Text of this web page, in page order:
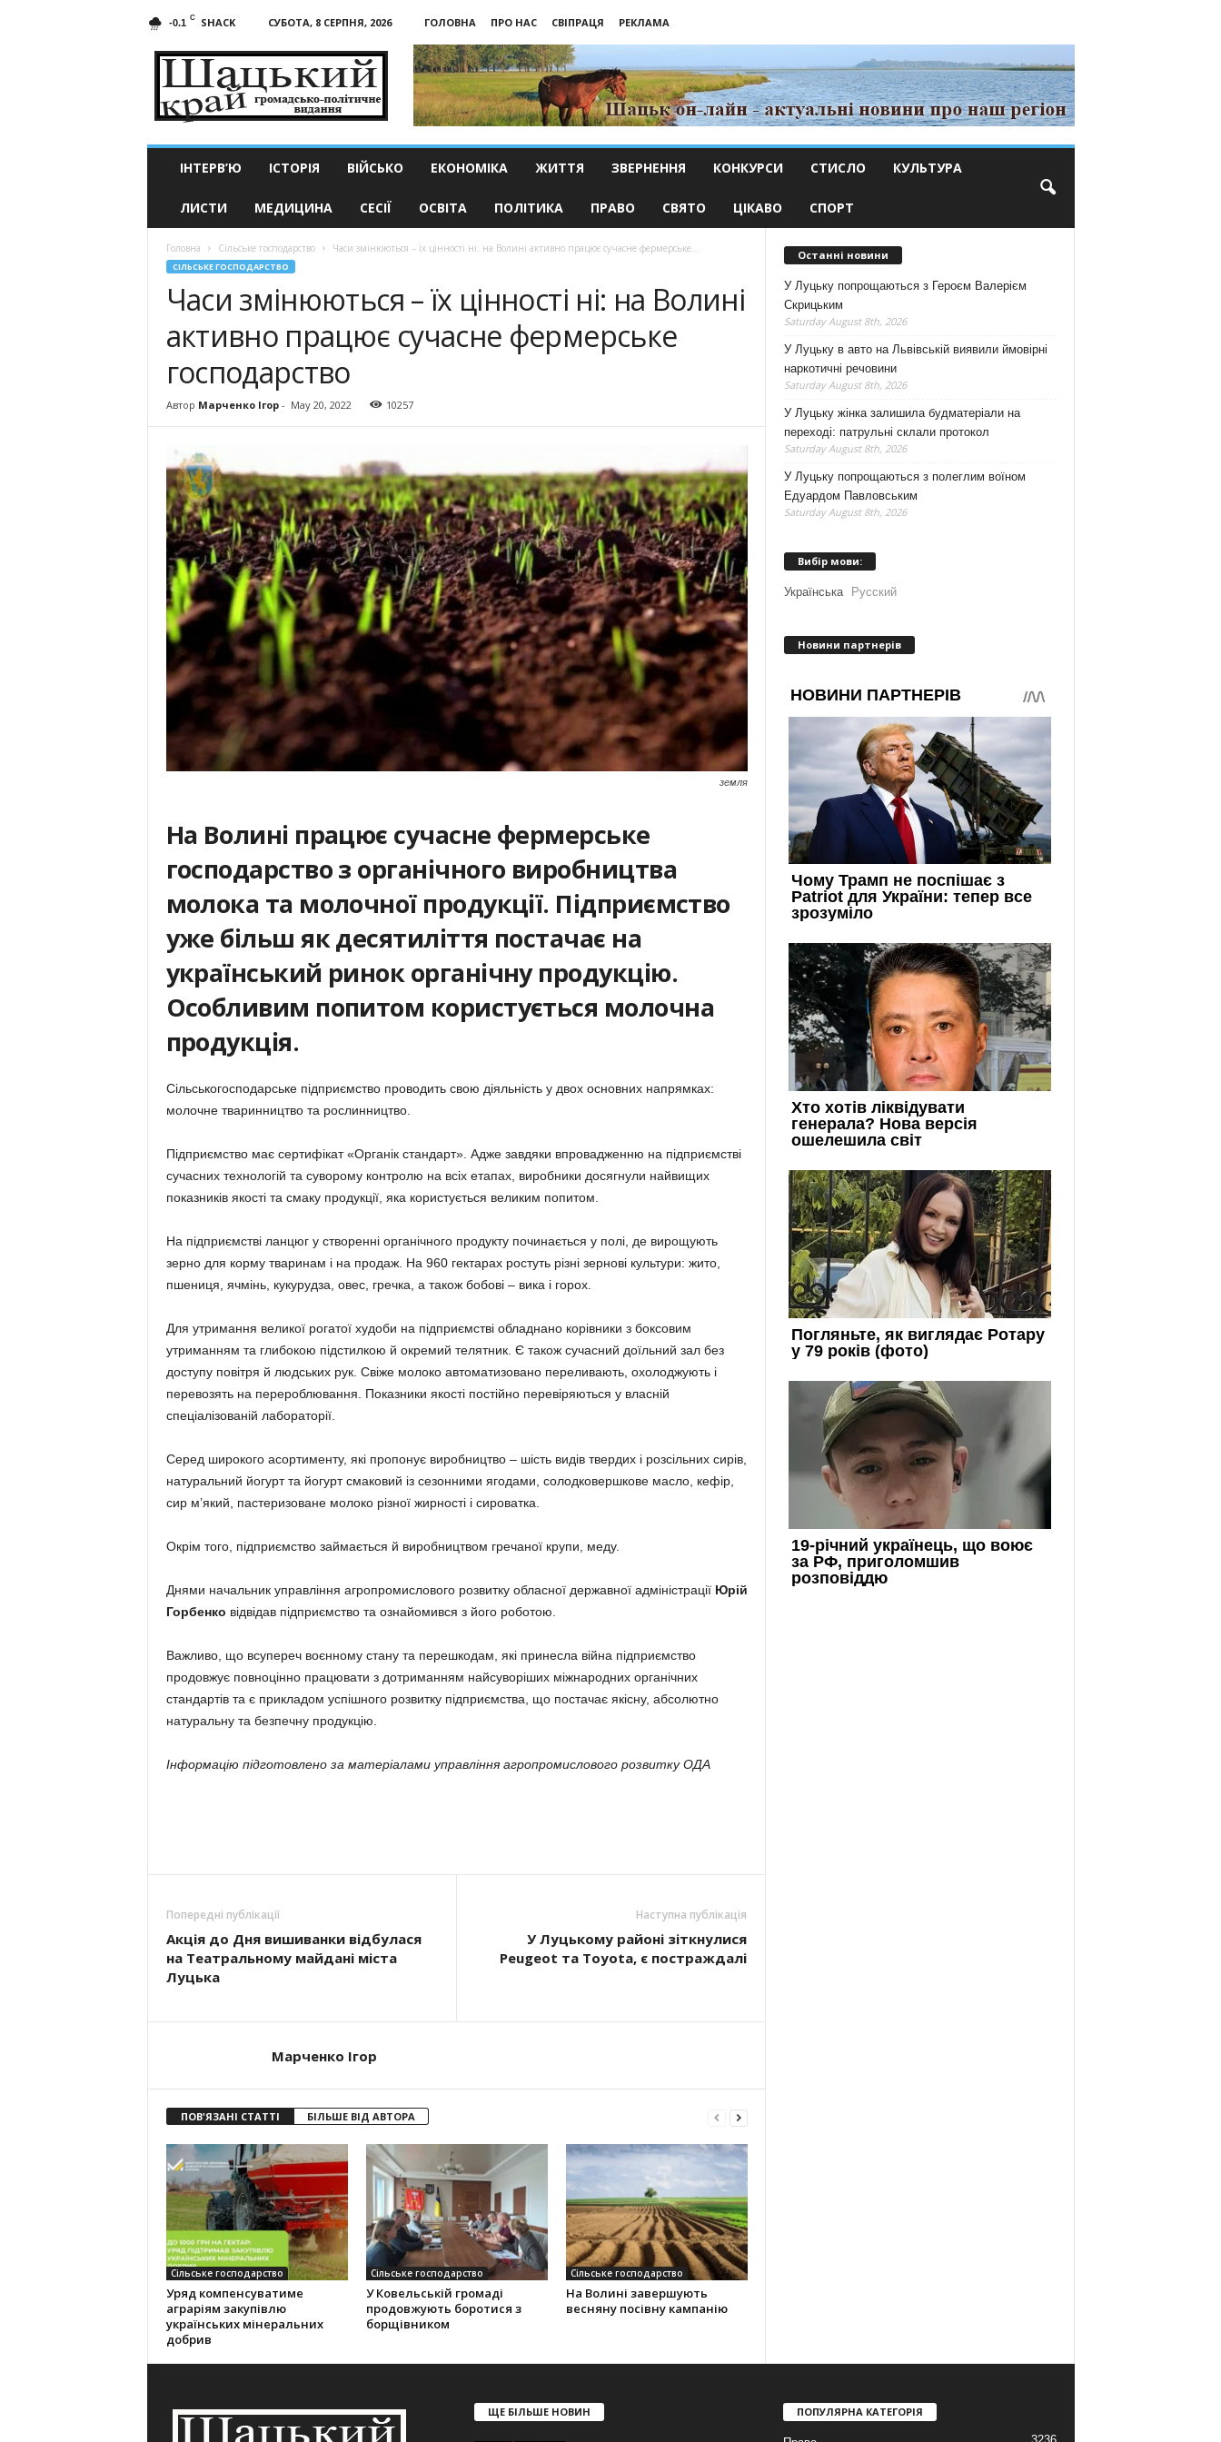
-0.1 C SHACK СУБОТА, 8 СЕРПНЯ, 2026 ГОЛОВНА ПРО НАС СВІПРАЦЯ
РЕКЛАМА
край
ІНТЕРВ’Ю ІСТОРІЯ ВІЙСЬКО ЕКОНОМІКА ЖИТТЯ ЗВЕРНЕННЯ КОНКУРСИ СТИСЛО КУЛЬТУРА
ЛИСТИ МЕДИЦИНА СЕСІЇ ОСВІТА ПОЛІТИКА ПРАВО СВЯТО ЦІКАВО СПОРТ
Головна Сільське господарство Часи змінюються – їх цінності ні: на Волині активно працює сучасне фермерське...
СІЛЬСЬКЕ ГОСПОДАРСТВО
Часи змінюються – їх цінності ні: на Волині
активно працює сучасне фермерське
господарство
Автор Марченко Ігор- May 20, 2022 10257
земля
На Волині працює сучасне фермерське
господарство з органічного виробництва
молока та молочної продукції. Підприємство
уже більш як десятиліття постачає на
український ринок органічну продукцію.
Особливим попитом користується молочна
продукція.
Сільськогосподарське підприємство проводить свою діяльність у двох основних напрямках:
молочне тваринництво та рослинництво.
Підприємство має сертифікат «Органік стандарт». Адже завдяки впровадженню на підприємстві
сучасних технологій та суворому контролю на всіх етапах, виробники досягнули найвищих
показників якості та смаку продукції, яка користується великим попитом.
На підприємстві ланцюг у створенні органічного продукту починається у полі, де вирощують
зерно для корму тваринам і на продаж. На 960 гектарах ростуть різні зернові культури: жито,
пшениця, ячмінь, кукурудза, овес, гречка, а також бобові – вика і горох.
Для утримання великої рогатої худоби на підприємстві обладнано корівники з боксовим
утриманням та глибокою підстилкою й окремий телятник. Є також сучасний доїльний зал без
доступу повітря й людських рук. Свіже молоко автоматизовано переливають, охолоджують і
перевозять на перероблювання. Показники якості постійно перевіряються у власній
спеціалізованій лабораторії.
Серед широкого асортименту, які пропонує виробництво – шість видів твердих і розсільних сирів,
натуральний йогурт та йогурт смаковий із сезонними ягодами, солодковершкове масло, кефір,
сир м’який, пастеризоване молоко різної жирності і сироватка.
Окрім того, підприємство займається й виробництвом гречаної крупи, меду.
Днями начальник управління агропромислового розвитку обласної державної адміністрації Юрій
Горбенко відвідав підприємство та ознайомився з його роботою.
Важливо, що всупереч воєнному стану та перешкодам, які принесла війна підприємство
продовжує повноцінно працювати з дотриманням найсуворіших міжнародних органічних
стандартів та є прикладом успішного розвитку підприємства, що постачає якісну, абсолютно
натуральну та безпечну продукцію.
Інформацію підготовлено за матеріалами управління агропромислового розвитку ОДА
Попередні публікації
Акція до Дня вишиванки відбулася
на Театральному майдані міста
Луцька
Наступна публікація
У Луцькому районі зіткнулися
Peugeot та Toyota, є постраждалі
Марченко Ігор
ПОВ'ЯЗАНІ СТАТТІ БІЛЬШЕ ВІД АВТОРА
Сільське господарство
Уряд компенсуватиме
аграріям закупівлю
українських мінеральних
добрив
Сільське господарство
У Ковельській громаді
продовжують боротися з
борщівником
Сільське господарство
На Волині завершують
весняну посівну кампанію
Останні новини
У Луцьку попрощаються з Героєм Валерієм
Скрицьким
Saturday August 8th, 2026
У Луцьку в авто на Львівській виявили ймовірні
наркотичні речовини
Saturday August 8th, 2026
У Луцьку жінка залишила будматеріали на
переході: патрульні склали протокол
Saturday August 8th, 2026
У Луцьку попрощаються з полеглим воїном
Едуардом Павловським
Saturday August 8th, 2026
Вибір мови:
Українська Русский
Новини партнерів
ЩЕ БІЛЬШЕ НОВИН ПОПУЛЯРНА КАТЕГОРІЯ